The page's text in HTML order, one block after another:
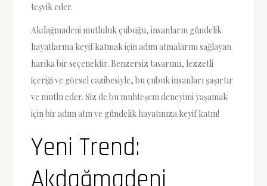
teşvik eder.
Akdağmadeni mutluluk çubuğu, insanların gündelik
hayatlarına keyif katmak için adım atmalarını sağlayan
harika bir seçenektir. Benzersiz tasarımı, lezzetli
içeriği ve görsel cazibesiyle, bu çubuk insanları şaşırtır
ve mutlu eder. Siz de bu muhteşem deneyimi yaşamak
için bir adım atın ve gündelik hayatınıza keyif katın!
Yeni Trend: